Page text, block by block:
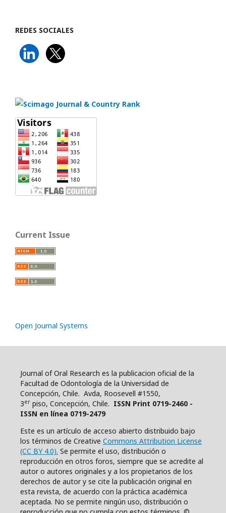
REDES SOCIALES
Current Issue
Open Journal Systems
Journal of Oral Research es la publicacion oficial de la
Facultad de Odontología de la Universidad de
Concepción, Chile. Avda, Roosevell #1550,
3er piso, Concepción, Chile. ISSN Print 0719-2460 -
ISSN en línea 0719-2479
Este es un artículo de acceso abierto distribuido bajo
los términos de Creative Commons Attribution License
(CC BY 4.0). Se permite el uso, distribución o
reproducción en otros foros, siempre que se acredite al
autor o autores originales y a los propietarios de los
derechos de autor y se cite la publicación original en
esta revista, de acuerdo con la práctica académica
aceptada. No se permite ningún uso, distribución o